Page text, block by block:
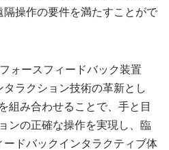
操作の要件を満たすことがで
ォースフィードバック装置
ラクション技術の革新とし
組み合わせることで、手と目
ンの正確な操作を実現し、臨
ドバックインタラクティブ体